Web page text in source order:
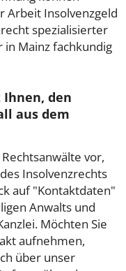
Insolvenzgeld
spezialisierter
Mainz fachkundig
den
aus dem
vor,
Insolvenzrechts
auf "Kontaktdaten"
Anwalts und
Möchten Sie
aufnehmen,
über unser